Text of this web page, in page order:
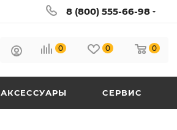
8 (800) 555-66-98
0 0 0
АКСЕССУАРЫ СЕРВИС